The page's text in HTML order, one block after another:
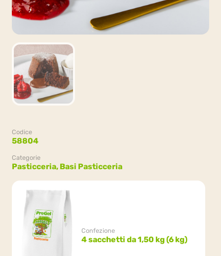
Codice
58804
Categorie
Pasticceria, Basi Pasticceria
Confezione
4 sacchetti da 1,50 kg (6 kg)